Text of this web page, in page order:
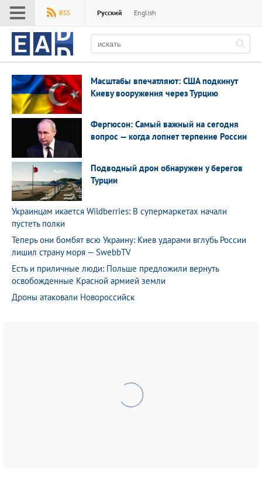
Меню
RSS Русский English
Масштабы впечатляют: США подкинут
Киеву вооружения через Турцию
Фергюсон: Самый важный на сегодня
вопрос — когда лопнет терпение России
Подводный дрон обнаружен у берегов
Турции
Украинцам икается Wildberries: В супермаркетах начали
пустеть полки
Теперь они бомбят всю Украину: Киев ударами вглубь России
лишил страну моря — SwebbTV
Есть и приличные люди: Польше предложили вернуть
освобожденные Красной армией земли
Дроны атаковали Новороссийск